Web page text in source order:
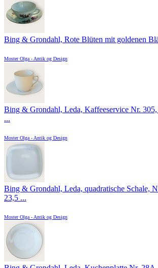
Bing & Grondahl, Rote Blüten mit goldenen
Moster Olga - Antik og Design
Bing & Grondahl, Leda, Kaffeeservice Nr.
...
Moster Olga - Antik og Design
Bing & Grondahl, Leda, quadratische Schale,
23,5 ...
Moster Olga - Antik og Design